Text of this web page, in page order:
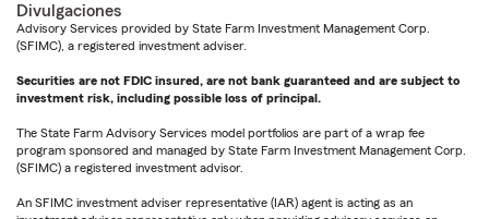
Divulgaciones
Advisory Services provided by State Farm Investment Management Corp.
(SFIMC), a registered investment adviser.
Securities are not FDIC insured, are not bank guaranteed and are subject to
investment risk, including possible loss of principal.
The State Farm Advisory Services model portfolios are part of a wrap fee
program sponsored and managed by State Farm Investment Management Corp.
(SFIMC) a registered investment advisor.
An SFIMC investment adviser representative (IAR) agent is acting as an